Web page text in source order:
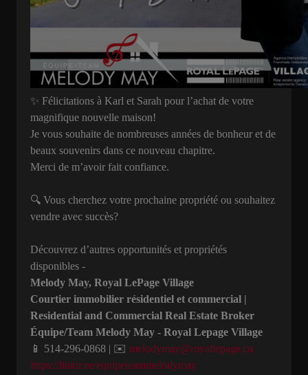
✨ Félicitations à Karl et Sarah pour l’achat de votre
magnifique nouvelle maison!
Je vous souhaite de nombreuses années de bonheur et de
beaux souvenirs dans ce nouveau chapitre.
Merci de m’avoir fait confiance.
🔍 Vous cherchez votre prochaine propriété ou souhaitez
vendre avec succès?
Découvrez d’autres opportunités et propriétés
disponibles -
Melody May, Royal LePage Village
Courtier immobilier résidentiel et commercial |
Residential and Commercial Real Estate Broker
Équipe/Team Melody May - Royal Lepage Village
📱 514-296-0868 | ✉️ melodymay@royallepage.ca
https://linktr.ee/equipeteammelodymay